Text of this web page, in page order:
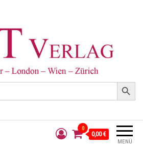
Search Button
MENÜ
0
0,00 €